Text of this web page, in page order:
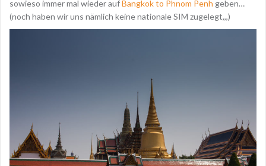
sowieso immer mal wieder aufBangkok to Phnom Penh geben…
(noch haben wir uns nämlich keine nationale SIM zugelegt,,,)